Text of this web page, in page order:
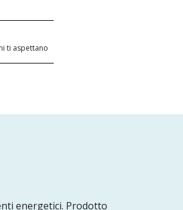
ti aspettano
energetici. Prodotto